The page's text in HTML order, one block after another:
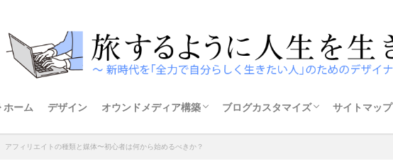
ホーム デザイン オウンドメディア構築
構築方法
テーマの選び方
ブログカスタマイズ
ザ・トール
ストーク
アフィンガー5
スウェル
サイトマップ
アフィリエイトの種類と媒体〜初心者は何から始めるべきか？